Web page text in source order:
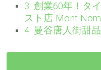
3. 創業60年！タ
スト店 Mont
4. 曼谷唐人街甜